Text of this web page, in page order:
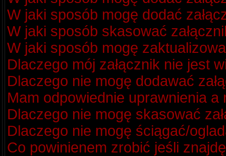
W jaki sposób mogę dodać
W jaki sposób skasować
W jaki sposób mogę
Dlaczego mój załącznik nie jest
Dlaczego nie mogę dodawać
Mam odpowiednie uprawnienia a
Dlaczego nie mogę skasować
Dlaczego nie mogę ściągać/
Co powinienem zrobić jeśli